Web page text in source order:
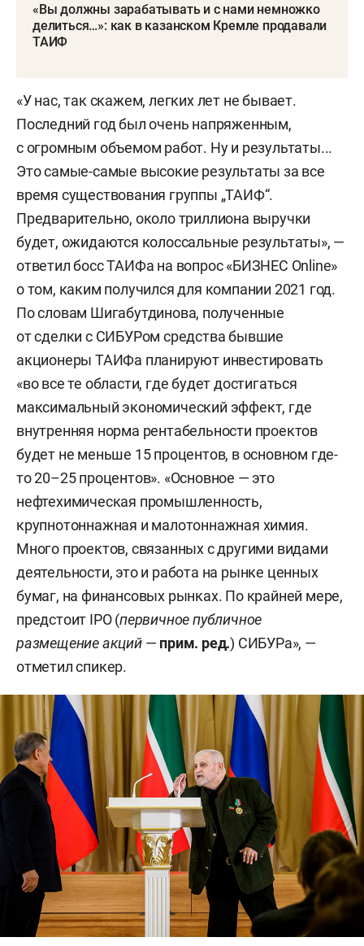
«Вы должны зарабатывать и с нами немножко
делиться…»: как в казанском Кремле продавали
ТАИФ
«У нас, так скажем, легких лет не бывает.
Последний год был очень напряженным,
с огромным объемом работ. Ну и результаты...
Это самые-самые высокие результаты за все
время существования группы „ТАИФ“.
Предварительно, около триллиона выручки
будет, ожидаются колоссальные результаты», —
ответил босс ТАИФа на вопрос «БИЗНЕС Online»
о том, каким получился для компании 2021 год.
По словам Шигабутдинова, полученные
от сделки с СИБУРом средства бывшие
акционеры ТАИФа планируют инвестировать
«во все те области, где будет достигаться
максимальный экономический эффект, где
внутренняя норма рентабельности проектов
будет не меньше 15 процентов, в основном где-
то 20–25 процентов». «Основное — это
нефтехимическая промышленность,
крупнотоннажная и малотоннажная химия.
Много проектов, связанных с другими видами
деятельности, это и работа на рынке ценных
бумаг, на финансовых рынках. По крайней мере,
предстоит IPO (первичное публичное
размещение акций— прим. ред.) СИБУРа», —
отметил спикер.